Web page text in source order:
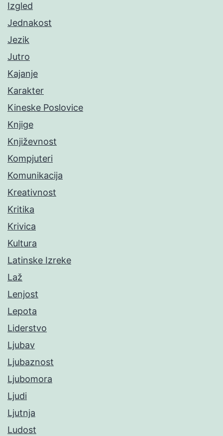
Izgled
Jednakost
Jezik
Jutro
Kajanje
Karakter
Kineske Poslovice
Knjige
Književnost
Kompjuteri
Komunikacija
Kreativnost
Kritika
Krivica
Kultura
Latinske Izreke
Laž
Lenjost
Lepota
Liderstvo
Ljubav
Ljubaznost
Ljubomora
Ljudi
Ljutnja
Ludost